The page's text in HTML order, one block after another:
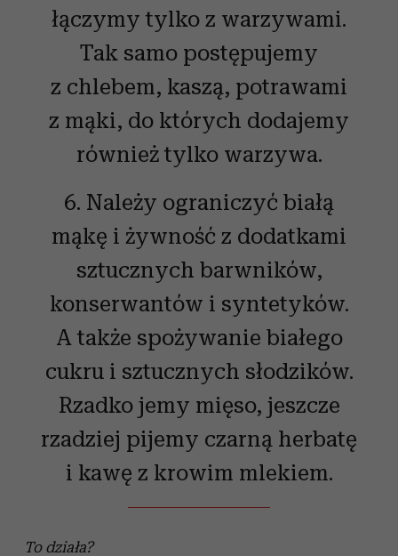
łączymy tylko z warzywami.
Tak samo postępujemy
z chlebem, kaszą, potrawami
z mąki, do których dodajemy
również tylko warzywa.
6. Należy ograniczyć białą
mąkę i żywność z dodatkami
sztucznych barwników,
konserwantów i syntetyków.
A także spożywanie białego
cukru i sztucznych słodzików.
Rzadko jemy mięso, jeszcze
rzadziej pijemy czarną herbatę
i kawę z krowim mlekiem.
To działa?